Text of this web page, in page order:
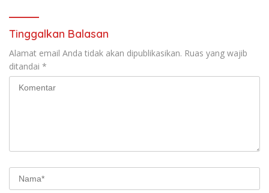
Tinggalkan Balasan
Alamat email Anda tidak akan dipublikasikan. Ruas yang wajib
ditandai *